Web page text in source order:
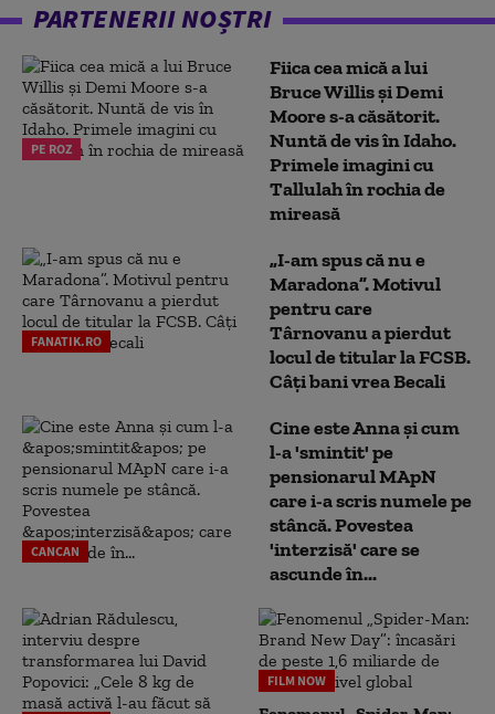
PARTENERII NOȘTRI
PE ROZ
Fiica cea mică a lui
Bruce Willis și Demi
Moore s-a căsătorit.
Nuntă de vis în Idaho.
Primele imagini cu
Tallulah în rochia de
mireasă
FANATIK.RO
„I-am spus că nu e
Maradona”. Motivul
pentru care
Târnovanu a pierdut
locul de titular la FCSB.
Câți bani vrea Becali
CANCAN
Cine este Anna și cum
l-a 'smintit' pe
pensionarul MApN
care i-a scris numele pe
stâncă. Povestea
'interzisă' care se
ascunde în...
FILM NOW